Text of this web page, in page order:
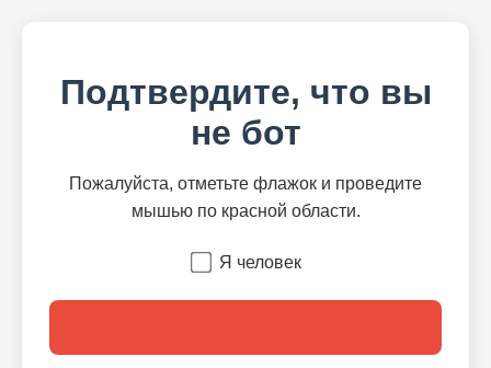
Подтвердите, что вы
не бот
Пожалуйста, отметьте флажок и проведите
мышью по красной области.
Я человек